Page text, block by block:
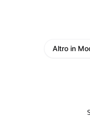
Altro in